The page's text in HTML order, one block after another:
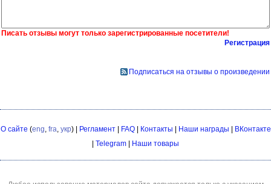
Писать отзывы могут только зарегистрированные посетители!
Регистрация
Подписаться на отзывы о произведении
О сайте (eng fra укр) | Регламент| FAQ| Контакты | Наши награды | ВКонтакте
| Telegram | Наши товары